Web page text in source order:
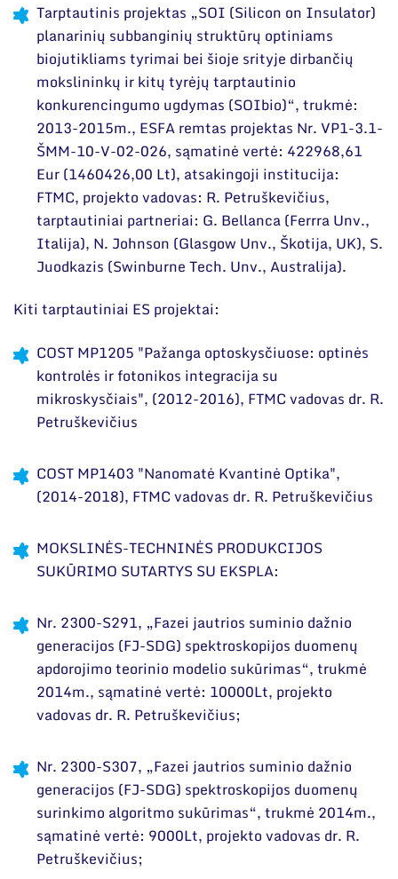
Tarptautinis projektas „SOI (Silicon on Insulator)
planarinių subbanginių struktūrų optiniams
biojutikliams tyrimai bei šioje srityje dirbančių
mokslininkų ir kitų tyrėjų tarptautinio
konkurencingumo ugdymas (SOIbio)“, trukmė:
2013-2015m., ESFA remtas projektas Nr. VP1-3.1-
ŠMM-10-V-02-026, sąmatinė vertė: 422968,61
Eur (1460426,00 Lt), atsakingoji institucija:
FTMC, projekto vadovas: R. Petruškevičius,
tarptautiniai partneriai: G. Bellanca (Ferrra Unv.,
Italija), N. Johnson (Glasgow Unv., Škotija, UK), S.
Juodkazis (Swinburne Tech. Unv., Australija).
Kiti tarptautiniai ES projektai:
COST MP1205 "Pažanga optoskysčiuose: optinės
kontrolės ir fotonikos integracija su
mikroskysčiais", (2012-2016), FTMC vadovas dr. R.
Petruškevičius
COST MP1403 "Nanomatė Kvantinė Optika",
(2014-2018), FTMC vadovas dr. R. Petruškevičius
MOKSLINĖS-TECHNINĖS PRODUKCIJOS
SUKŪRIMO SUTARTYS SU EKSPLA:
Nr. 2300-S291, „Fazei jautrios suminio dažnio
generacijos (FJ-SDG) spektroskopijos duomenų
apdorojimo teorinio modelio sukūrimas“, trukmė
2014m., sąmatinė vertė: 10000Lt, projekto
vadovas dr. R. Petruškevičius;
Nr. 2300-S307, „Fazei jautrios suminio dažnio
generacijos (FJ-SDG) spektroskopijos duomenų
surinkimo algoritmo sukūrimas“, trukmė 2014m.,
sąmatinė vertė: 9000Lt, projekto vadovas dr. R.
Petruškevičius;